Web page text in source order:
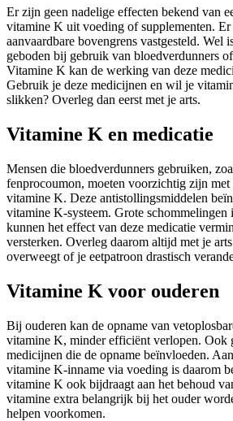
Er zijn geen nadelige effecten bekend van
vitamine K uit voeding of supplementen. Er
aanvaardbare bovengrens vastgesteld. Wel
geboden bij gebruik van bloedverdunners
Vitamine K kan de werking van deze
Gebruik je deze medicijnen en wil je
slikken? Overleg dan eerst met je arts.
Vitamine K en medicatie
Mensen die bloedverdunners gebruiken,
fenprocoumon, moeten voorzichtig zijn met
vitamine K. Deze antistollingsmiddelen
vitamine K-systeem. Grote
kunnen het effect van deze medicatie
versterken. Overleg daarom altijd met je
overweegt of je eetpatroon drastisch
Vitamine K voor ouderen
Bij ouderen kan de opname van
vitamine K, minder efficiënt verlopen. Ook
medicijnen die de opname beïnvloeden.
vitamine K-inname via voeding is daarom
vitamine K ook bijdraagt aan het behoud
vitamine extra belangrijk bij het ouder
helpen voorkomen.